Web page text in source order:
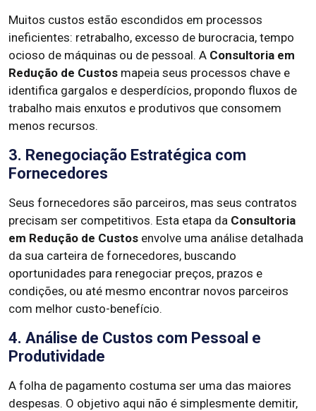
Muitos custos estão escondidos em processos
ineficientes: retrabalho, excesso de burocracia, tempo
ocioso de máquinas ou de pessoal. A Consultoria em
Redução de Custos mapeia seus processos chave e
identifica gargalos e desperdícios, propondo fluxos de
trabalho mais enxutos e produtivos que consomem
menos recursos.
3. Renegociação Estratégica com
Fornecedores
Seus fornecedores são parceiros, mas seus contratos
precisam ser competitivos. Esta etapa da Consultoria
em Redução de Custos envolve uma análise detalhada
da sua carteira de fornecedores, buscando
oportunidades para renegociar preços, prazos e
condições, ou até mesmo encontrar novos parceiros
com melhor custo-benefício.
4. Análise de Custos com Pessoal e
Produtividade
A folha de pagamento costuma ser uma das maiores
despesas. O objetivo aqui não é simplesmente demitir,